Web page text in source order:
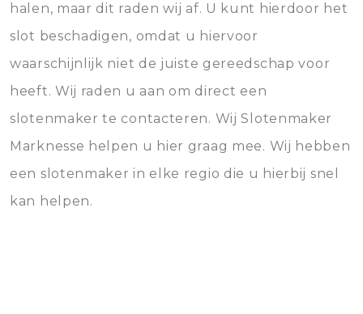
halen, maar dit raden wij af. U kunt hierdoor het
slot beschadigen, omdat u hiervoor
waarschijnlijk niet de juiste gereedschap voor
heeft. Wij raden u aan om direct een
slotenmaker te contacteren. Wij Slotenmaker
Marknesse helpen u hier graag mee. Wij hebben
een slotenmaker in elke regio die u hierbij snel
kan helpen.